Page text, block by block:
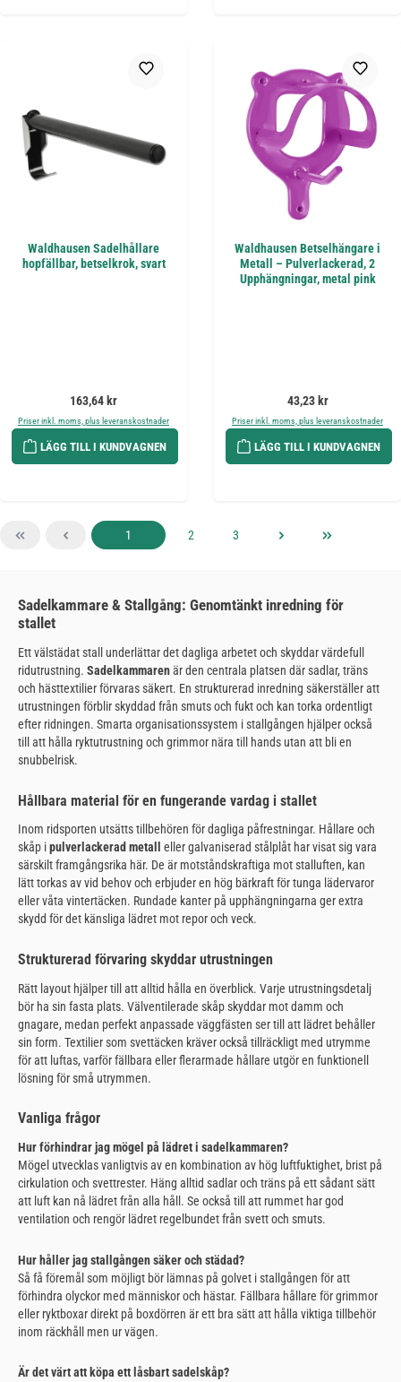
Waldhausen Sadelhållare
hopfällbar, betselkrok, svart
Ordinarie pris:
163,64 kr
Priser inkl. moms, plus leveranskostnader
LÄGG TILL I KUNDVAGNEN
Waldhausen Betselhängare i
Metall – Pulverlackerad, 2
Upphängningar, metal pink
Ordinarie pris:
43,23 kr
Priser inkl. moms, plus leveranskostnader
LÄGG TILL I KUNDVAGNEN
Sida
1 Sida
2 Sida
3
Sadelkammare & Stallgång: Genomtänkt inredning för
stallet
Ett välstädat stall underlättar det dagliga arbetet och skyddar värdefull
ridutrustning. Sadelkammarenär den centrala platsen där sadlar, träns
och hästtextilier förvaras säkert. En strukturerad inredning säkerställer att
utrustningen förblir skyddad från smuts och fukt och kan torka ordentligt
efter ridningen. Smarta organisationssystem i stallgången hjälper också
till att hålla ryktutrustning och grimmor nära till hands utan att bli en
snubbelrisk.
Hållbara material för en fungerande vardag i stallet
Inom ridsporten utsätts tillbehören för dagliga påfrestningar. Hållare och
skåp ipulverlackerad metall
eller galvaniserad stålplåt har visat sig vara
särskilt framgångsrika här. De är motståndskraftiga mot stalluften, kan
lätt torkas av vid behov och erbjuder en hög bärkraft för tunga lädervaror
eller våta vintertäcken. Rundade kanter på upphängningarna ger extra
skydd för det känsliga lädret mot repor och veck.
Strukturerad förvaring skyddar utrustningen
Rätt layout hjälper till att alltid hålla en överblick. Varje utrustningsdetalj
bör ha sin fasta plats. Välventilerade skåp skyddar mot damm och
gnagare, medan perfekt anpassade väggfästen ser till att lädret behåller
sin form. Textilier som svettäcken kräver också tillräckligt med utrymme
för att luftas, varför fällbara eller flerarmade hållare utgör en funktionell
lösning för små utrymmen.
Vanliga frågor
Hur förhindrar jag mögel på lädret i sadelkammaren?
Mögel utvecklas vanligtvis av en kombination av hög luftfuktighet, brist på
cirkulation och svettrester. Häng alltid sadlar och träns på ett sådant sätt
att luft kan nå lädret från alla håll. Se också till att rummet har god
ventilation och rengör lädret regelbundet från svett och smuts.
Hur håller jag stallgången säker och städad?
Så få föremål som möjligt bör lämnas på golvet i stallgången för att
förhindra olyckor med människor och hästar. Fällbara hållare för grimmor
eller ryktboxar direkt på boxdörren är ett bra sätt att hålla viktiga tillbehör
inom räckhåll men ur vägen.
Är det värt att köpa ett låsbart sadelskåp?